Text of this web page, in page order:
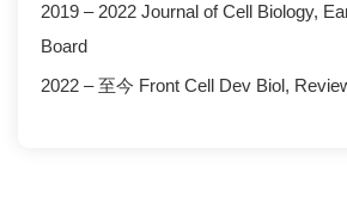
2019 – 2022 Journal of Cell Biology,
Board
2022 – 至今 Front Cell Dev Biol,